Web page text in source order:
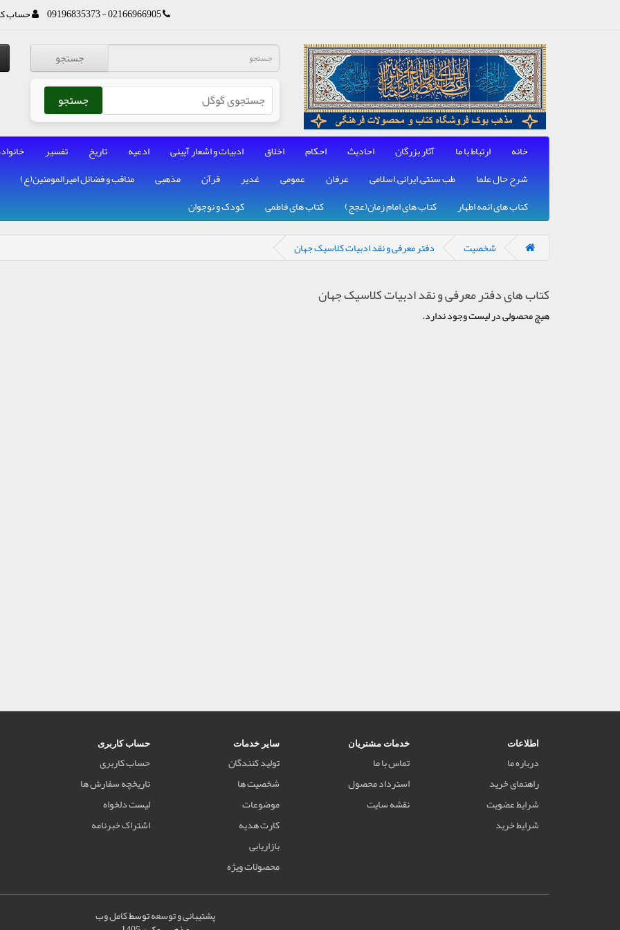
02166966905 - 09196835373 حساب
جستجو
جستجو
خانه ارتباط با ما آثار بزرگان احادیث احکام اخلاق ادبیات و اشعار آیینی ادعیه تاریخ تفسیر
شرح حال علما
طب سنتی, ایرانی, اسلامی عرفان عمومی غدیر قرآن مذهبی مناقب و فضائل امیرالمومنین(ع)
کتاب های ائمه اطهار
کتاب های امام زمان(عجج) کتاب های فاطمی کودک و نوجوان
شخصیت دفتر معرفی و نقد ادبیات کلاسیک جهان
کتاب های دفتر معرفی و نقد ادبیات کلاسیک جهان
هیچ محصولی در لیست وجود ندارد.
اطلاعات
درباره ما
راهنمای خرید
شرایط عضویت
شرایط خرید
خدمات مشتریان
تماس با ما
استرداد محصول
نقشه سایت
سایر خدمات
تولید کنندگان
شخصیت ها
موضوعات
کارت هدیه
بازاریابی
محصولات ویژه
حساب کاربری
حساب کاربری
تاریخچه سفارش ها
لیست دلخواه
اشتراک خبرنامه
پشتیبانی و توسعهتوسطکامل وب